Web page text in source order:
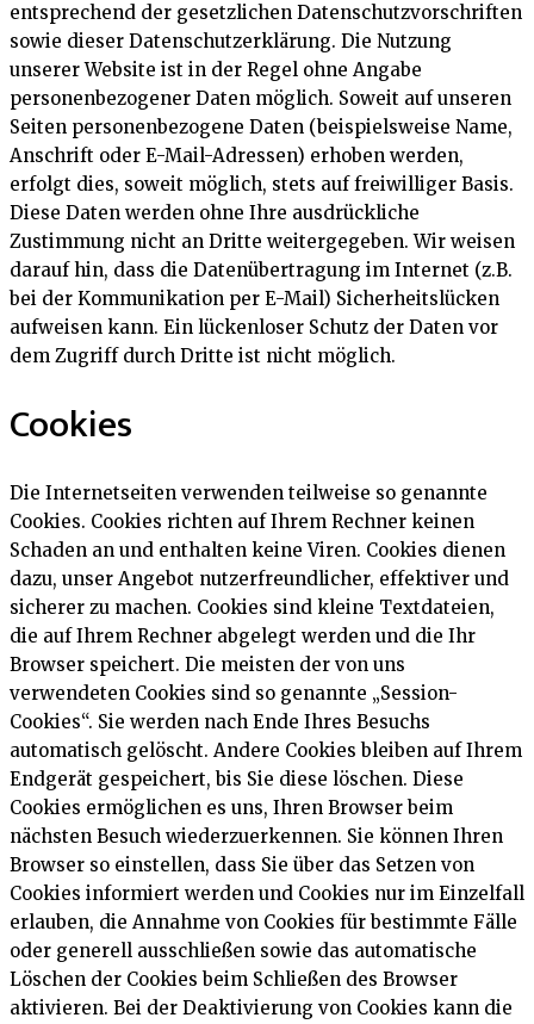
entsprechend der gesetzlichen Datenschutzvorschriften
sowie dieser Datenschutzerklärung. Die Nutzung
unserer Website ist in der Regel ohne Angabe
personenbezogener Daten möglich. Soweit auf unseren
Seiten personenbezogene Daten (beispielsweise Name,
Anschrift oder E-Mail-Adressen) erhoben werden,
erfolgt dies, soweit möglich, stets auf freiwilliger Basis.
Diese Daten werden ohne Ihre ausdrückliche
Zustimmung nicht an Dritte weitergegeben. Wir weisen
darauf hin, dass die Datenübertragung im Internet (z.B.
bei der Kommunikation per E-Mail) Sicherheitslücken
aufweisen kann. Ein lückenloser Schutz der Daten vor
dem Zugriff durch Dritte ist nicht möglich.
Cookies
Die Internetseiten verwenden teilweise so genannte
Cookies. Cookies richten auf Ihrem Rechner keinen
Schaden an und enthalten keine Viren. Cookies dienen
dazu, unser Angebot nutzerfreundlicher, effektiver und
sicherer zu machen. Cookies sind kleine Textdateien,
die auf Ihrem Rechner abgelegt werden und die Ihr
Browser speichert. Die meisten der von uns
verwendeten Cookies sind so genannte „Session-
Cookies“. Sie werden nach Ende Ihres Besuchs
automatisch gelöscht. Andere Cookies bleiben auf Ihrem
Endgerät gespeichert, bis Sie diese löschen. Diese
Cookies ermöglichen es uns, Ihren Browser beim
nächsten Besuch wiederzuerkennen. Sie können Ihren
Browser so einstellen, dass Sie über das Setzen von
Cookies informiert werden und Cookies nur im Einzelfall
erlauben, die Annahme von Cookies für bestimmte Fälle
oder generell ausschließen sowie das automatische
Löschen der Cookies beim Schließen des Browser
aktivieren. Bei der Deaktivierung von Cookies kann die